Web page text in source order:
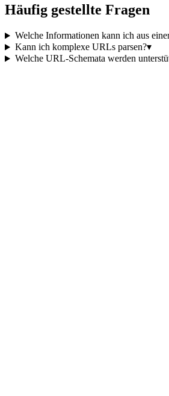
Häufig gestellte Fragen
Welche Informationen kann ich aus
Kann ich komplexe URLs parsen?▾
Welche URL-Schemata werden